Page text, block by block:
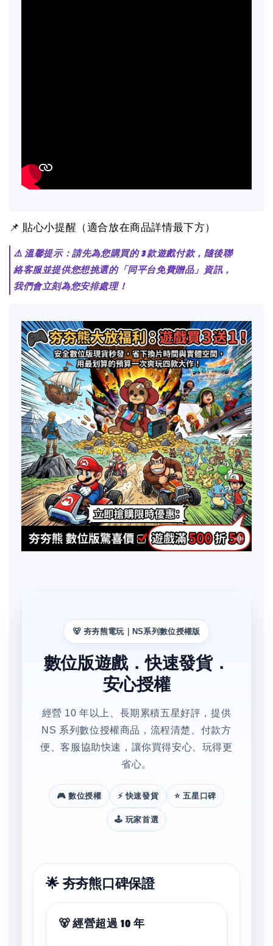
📌 貼心小提醒（適合放在商品詳情最下方）
⚠️ 溫馨提示：請先為您購買的 3 款遊戲付款，隨後聯
絡客服並提供您想挑選的「同平台免費贈品」資訊，
我們會立刻為您安排處理！
🐻 夯夯熊電玩｜NS系列數位授權版
數位版遊戲．快速發貨．
安心授權
經營 10 年以上、長期累積五星好評，提供
NS 系列數位授權商品，流程清楚、付款方
便、客服協助快速，讓你買得安心、玩得更
省心。
🎮 數位授權 ⚡ 快速發貨 ⭐ 五星口碑
🕹️ 玩家首選
🌟 夯夯熊口碑保證
🐻 經營超過 10 年